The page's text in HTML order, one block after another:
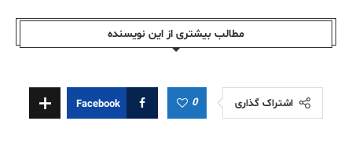
مطالب بیشتری از این نویسندە
اشتراک گذاری 0
Facebook